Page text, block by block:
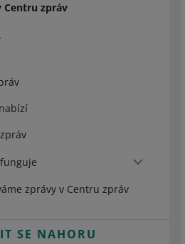
Centru zpráv
zprávy v Centru zpráv
SE NAHORU